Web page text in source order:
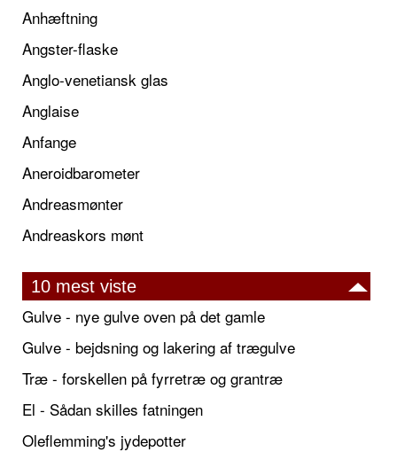
Anhæftning
Angster-flaske
Anglo-venetiansk glas
Anglaise
Anfange
Aneroidbarometer
Andreasmønter
Andreaskors mønt
10 mest viste
Gulve - nye gulve oven på det gamle
Gulve - bejdsning og lakering af trægulve
Træ - forskellen på fyrretræ og grantræ
El - Sådan skilles fatningen
Oleflemming's jydepotter